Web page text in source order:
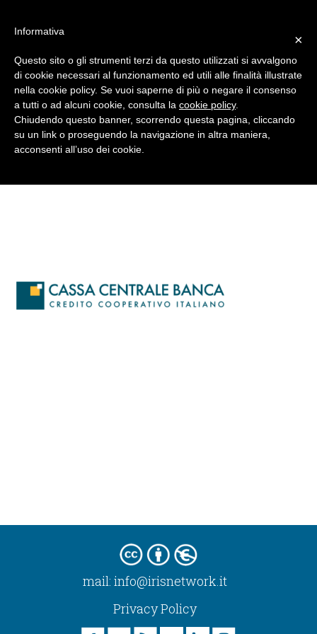
#WIS22
Home
Forum 2023
380×380
mail: info@irisnetwork.it
Privacy Policy
×
Informativa
Questo sito o gli strumenti terzi da questo utilizzati si avvalgono
di cookie necessari al funzionamento ed utili alle finalità illustrate
nella cookie policy. Se vuoi saperne di più o negare il consenso
a tutti o ad alcuni cookie, consulta la cookie policy.
Chiudendo questo banner, scorrendo questa pagina, cliccando
su un link o proseguendo la navigazione in altra maniera,
acconsenti all’uso dei cookie.